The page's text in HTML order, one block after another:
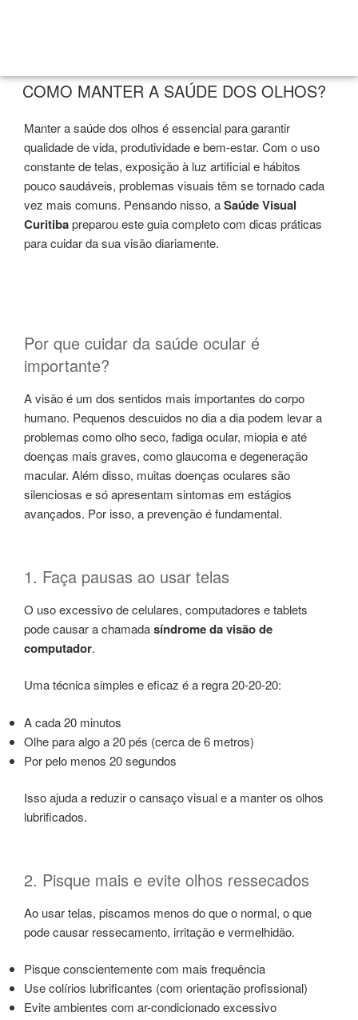
COMO MANTER A SAÚDE DOS OLHOS?
Manter a saúde dos olhos é essencial para garantir
qualidade de vida, produtividade e bem-estar. Com o uso
constante de telas, exposição à luz artificial e hábitos
pouco saudáveis, problemas visuais têm se tornado cada
vez mais comuns. Pensando nisso, aSaúde Visual
Curitibapreparou este guia completo com dicas práticas
para cuidar da sua visão diariamente.
Por que cuidar da saúde ocular é
importante?
A visão é um dos sentidos mais importantes do corpo
humano. Pequenos descuidos no dia a dia podem levar a
problemas como olho seco, fadiga ocular, miopia e até
doenças mais graves, como glaucoma e degeneração
macular. Além disso, muitas doenças oculares são
silenciosas e só apresentam sintomas em estágios
avançados. Por isso, a prevenção é fundamental.
1. Faça pausas ao usar telas
O uso excessivo de celulares, computadores e tablets
pode causar a chamadasíndrome da visão de
computador.
Uma técnica simples e eficaz é a regra 20-20-20:
A cada 20 minutos
Olhe para algo a 20 pés (cerca de 6 metros)
Por pelo menos 20 segundos
Isso ajuda a reduzir o cansaço visual e a manter os olhos
lubrificados.
2. Pisque mais e evite olhos ressecados
Ao usar telas, piscamos menos do que o normal, o que
pode causar ressecamento, irritação e vermelhidão.
Pisque conscientemente com mais frequência
Use colírios lubrificantes (com orientação profissional)
Evite ambientes com ar-condicionado excessivo